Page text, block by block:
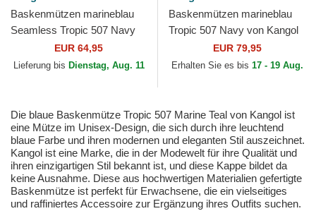
Baskenmützen marineblau
Seamless Tropic 507 Navy
von KangolEUR 64,95
Lieferung bis Dienstag, Aug. 11
Baskenmützen marineblau
Tropic 507 Navy von Kangol
EUR 79,95
Erhalten Sie es bis 17 - 19 Aug.
Die blaue Baskenmütze Tropic 507 Marine Teal von Kangol ist
eine Mütze im Unisex-Design, die sich durch ihre leuchtend
blaue Farbe und ihren modernen und eleganten Stil auszeichnet.
Kangol ist eine Marke, die in der Modewelt für ihre Qualität und
ihren einzigartigen Stil bekannt ist, und diese Kappe bildet da
keine Ausnahme. Diese aus hochwertigen Materialien gefertigte
Baskenmütze ist perfekt für Erwachsene, die ein vielseitiges
und raffiniertes Accessoire zur Ergänzung ihres Outfits suchen.